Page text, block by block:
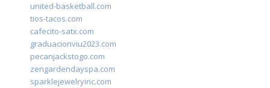
united-basketball.com
tios-tacos.com
cafecito-satx.com
graduacionviu2023.com
pecanjackstogo.com
zengardendayspa.com
sparklejewelryinc.com